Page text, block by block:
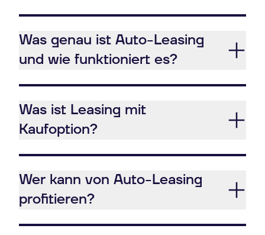
Was genau ist Auto-Leasing
und wie funktioniert es?
Was ist Leasing mit
Kaufoption?
Wer kann von Auto-Leasing
profitieren?